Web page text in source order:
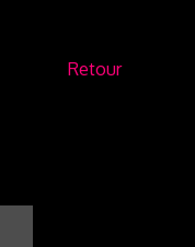
Retour